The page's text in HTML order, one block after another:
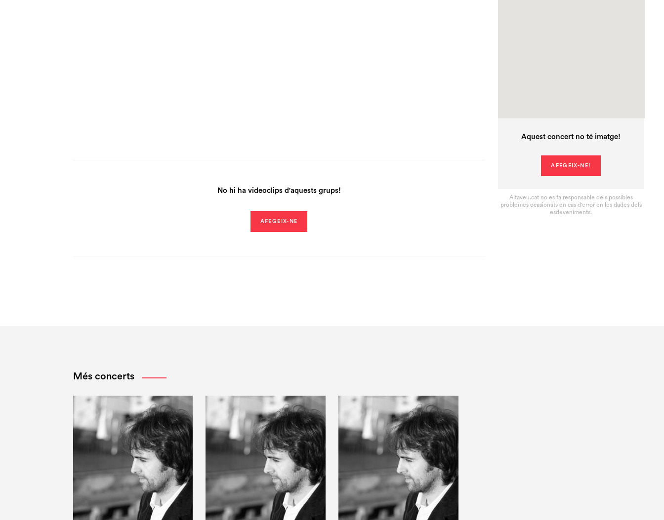
No hi ha videoclips d'aquests grups!
AFEGEIX-NE
Aquest concert no té imatge!
AFEGEIX-NE!
Altaveu.cat no es fa responsable dels possibles
problemes ocasionats en cas d'error en les dades dels
esdeveniments.
Més concerts